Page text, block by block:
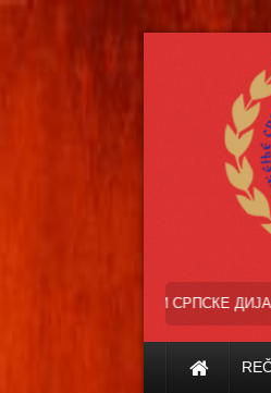
НАША ТРЕНУТНА